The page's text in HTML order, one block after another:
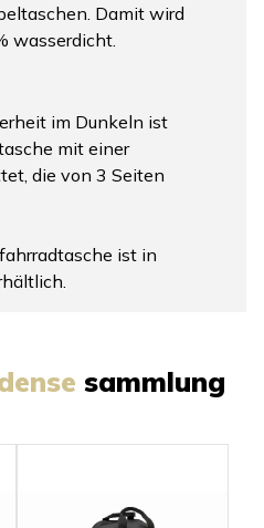
Damit wird
wasserdicht.
im Dunkeln ist
mit einer
die von 3 Seiten
ist in
sammlung